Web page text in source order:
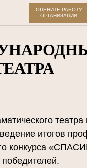
ОЦЕНИТЕ РАБОТУ
ОРГАНИЗАЦИИ
итогов
конкурса